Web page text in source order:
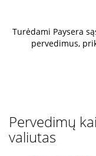
Turėdami Paysera
pervedimus,
Pervedimų
valiutas